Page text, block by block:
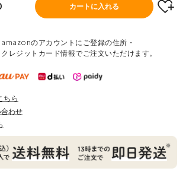
カートに入れる
amazonのアカウントにご登録の住所・
クレジットカード情報でご注文いただけます。
ちら
わせ